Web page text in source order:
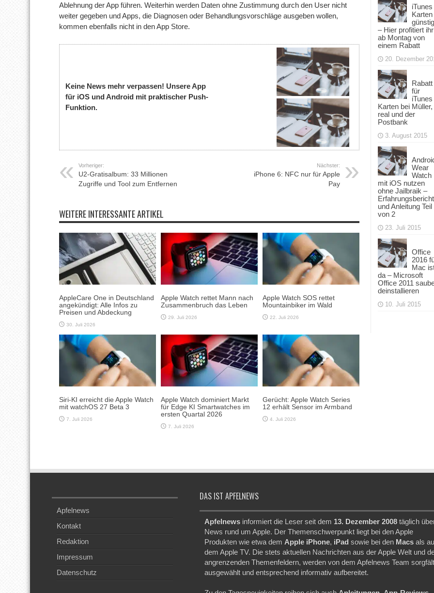
Ablehnung der App führen. Weiterhin werden Daten ohne Zustimmung durch den User nicht
weiter gegeben und Apps, die Diagnosen oder Behandlungsvorschläge ausgeben wollen,
kommen ebenfalls nicht in den App Store.
Keine News mehr verpassen! Unsere App
für iOS und Android mit praktischer Push-
Funktion.
Vorheriger:
U2-Gratisalbum: 33 Millionen
Zugriffe und Tool zum Entfernen
Nächster:
iPhone 6: NFC nur für Apple
Pay
WEITERE INTERESSANTE ARTIKEL
AppleCare One in Deutschland
angekündigt: Alle Infos zu
Preisen und Abdeckung
30. Juli 2026
Apple Watch rettet Mann nach
Zusammenbruch das Leben
29. Juli 2026
Apple Watch SOS rettet
Mountainbiker im Wald
22. Juli 2026
Siri-KI erreicht die Apple Watch
mit watchOS 27 Beta 3
7. Juli 2026
Apple Watch dominiert Markt
für Edge KI Smartwatches im
ersten Quartal 2026
7. Juli 2026
Gerücht: Apple Watch Series
12 erhält Sensor im Armband
4. Juli 2026
iTunes
Karten
– Hier profitiert ihr
ab Montag von
einem Rabatt
20. Dezember
Rabatt
für
iTunes
Karten bei Müller,
real und der
Postbank
3. August 2015
Wear
Watch
mit iOS nutzen
ohne Jailbraik –
Erfahrungsbericht
und Anleitung Teil
von 2
23. Juli 2015
Office
2016
Mac
da – Microsoft
Office 2011
deinstallieren
10. Juli 2015
Apfelnews
Kontakt
Redaktion
Impressum
Datenschutz
DAS IST APFELNEWS
Apfelnews informiert die Leser seit dem 13. Dezember 2008 täglich
News rund um Apple. Der Themenschwerpunkt liegt bei den Apple
Produkten wie etwa dem Apple iPhone, iPad sowie bei den Macs als
dem Apple TV. Die stets aktuellen Nachrichten aus der Apple Welt und
angrenzenden Themenfeldern, werden von dem Apfelnews Team
ausgewählt und entsprechend informativ aufbereitet.